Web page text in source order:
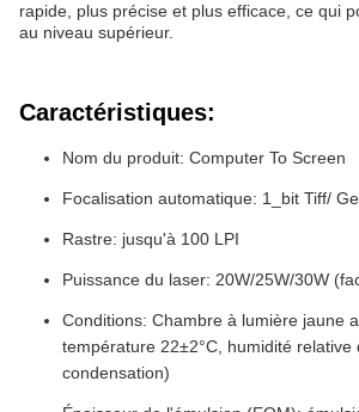
rapide, plus précise et plus efficace, ce qui
au niveau supérieur.
Caractéristiques:
Nom du produit: Computer To Screen
Focalisation automatique: 1_bit Tiff/
Rastre: jusqu'à 100 LPI
Puissance du laser: 20W/25W/30W
Conditions: Chambre à lumière jaune
température 22±2°C, humidité
condensation)